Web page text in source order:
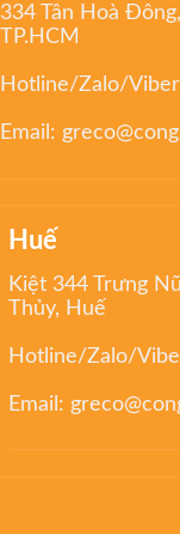
334 Tân Hoà
TP.HCM
Hotline/Zalo/
Email:
Huế
Kiệt 344 Trưng
Thủy, Huế
Hotline/Zalo/
Email: